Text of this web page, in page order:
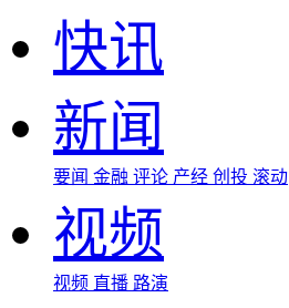
快讯
新闻
要闻 金融 评论 产经 创投 滚动
视频
视频 直播 路演